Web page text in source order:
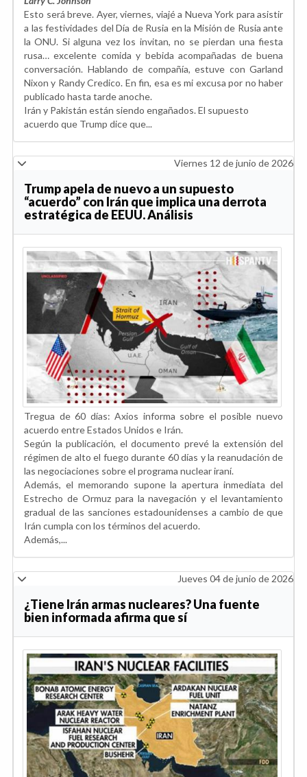
Esto será breve. Ayer, viernes, viajé a Nueva York para asistir
a las festividades del Día de Rusia en la Misión de Rusia ante
la ONU. Si alguna vez los invitan, no se pierdan una fiesta
rusa… excelente comida y bebida acompañadas de buena
conversación. Hablando de compañía, estuve con Garland
Nixon y Randy Credico. En fin, esa es mi excusa por no haber
publicado hasta tarde anoche.
Irán y Pakistán están siendo engañados. El supuesto
acuerdo que Trump dice que...
Viernes 12 de junio de 2026
Trump apela de nuevo a un supuesto
“acuerdo” con Irán que implica una derrota
estratégica de EEUU. Análisis
Tregua de 60 días: Axios informa sobre el posible nuevo
acuerdo entre Estados Unidos e Irán.
Según la publicación, el documento prevé la extensión del
régimen de alto el fuego durante 60 días y la reanudación de
las negociaciones sobre el programa nuclear iraní.
Además, el memorando supone la apertura inmediata del
Estrecho de Ormuz para la navegación y el levantamiento
gradual de las sanciones estadounidenses a cambio de que
Irán cumpla con los términos del acuerdo.
Además,...
Jueves 04 de junio de 2026
¿Tiene Irán armas nucleares? Una fuente
bien informada afirma que sí